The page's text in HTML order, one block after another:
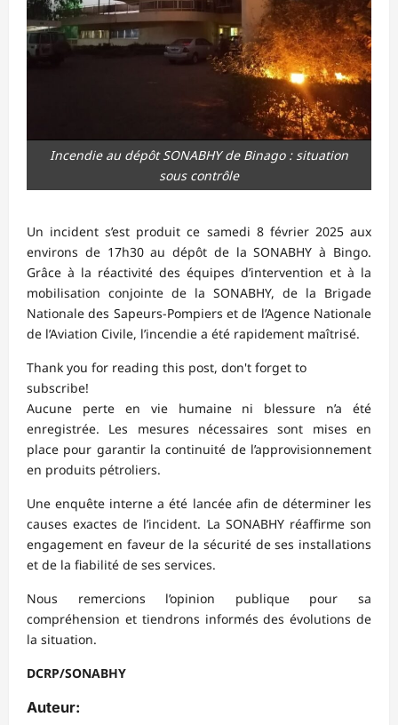
Incendie au dépôt SONABHY de Binago : situation
sous contrôle
Un incident s’est produit ce samedi 8 février 2025 aux
environs de 17h30 au dépôt de la SONABHY à Bingo.
Grâce à la réactivité des équipes d’intervention et à la
mobilisation conjointe de la SONABHY, de la Brigade
Nationale des Sapeurs-Pompiers et de l’Agence Nationale
de l’Aviation Civile, l’incendie a été rapidement maîtrisé.
Thank you for reading this post, don't forget to
subscribe!
Aucune perte en vie humaine ni blessure n’a été
enregistrée. Les mesures nécessaires sont mises en
place pour garantir la continuité de l’approvisionnement
en produits pétroliers.
Une enquête interne a été lancée afin de déterminer les
causes exactes de l’incident. La SONABHY réaffirme son
engagement en faveur de la sécurité de ses installations
et de la fiabilité de ses services.
Nous remercions l’opinion publique pour sa
compréhension et tiendrons informés des évolutions de
la situation.
DCRP/SONABHY
Auteur: